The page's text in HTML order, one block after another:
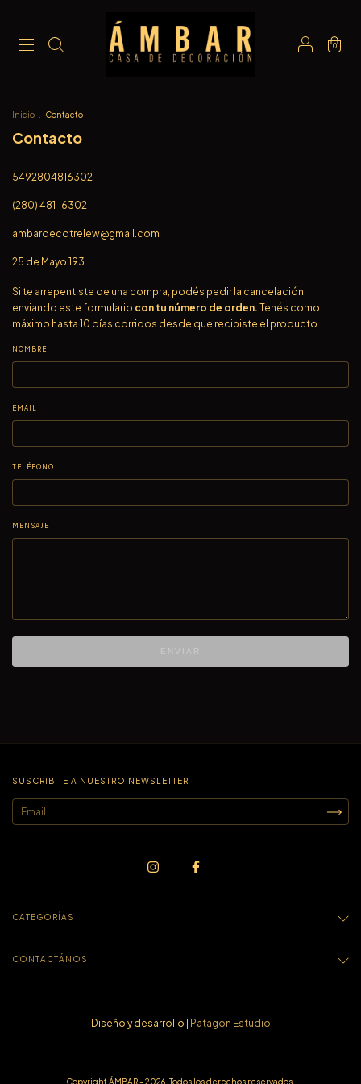
0
Inicio Contacto
Contacto
5492804816302
(280) 481-6302
ambardecotrelew@gmail.com
25 de Mayo 193
Si te arrepentiste de una compra, podés pedir la cancelación
enviando este formulario con tu número de orden. Tenés como
máximo hasta 10 días corridos desde que recibiste el producto.
NOMBRE
EMAIL
TELÉFONO
MENSAJE
ENVIAR
SUSCRIBITE A NUESTRO NEWSLETTER
CATEGORÍAS
CONTACTÁNOS
Diseño y desarrollo | Patagon Estudio
Copyright ÁMBAR - 2026. Todos los derechos reservados.